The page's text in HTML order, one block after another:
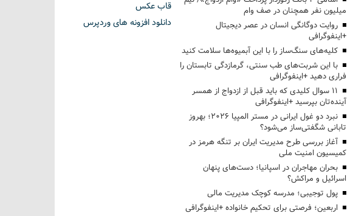
میلیون نفر همچنان در صف وام
روایت دوگانگی انسان در عصر دیجیتال
+اینفوگرافی
کلیه‌های سنگ‌ساز را با این آبمیوه‌ها سلامت کنید
با این شربت‌های طب سنتی، گرمازدگی تابستان را
فراری دهید +اینفوگرافی
۱۱ سوال کلیدی که باید قبل از ازدواج از همسر
آینده‌تان بپرسید +اینفوگرافی
نبرد دو غول ایرانی در مستر المپیا ۲۰۲۶؛ بهروز
تابانی شگفتی‌ساز می‌شود؟
آغاز بررسی طرح مدیریت ایران بر تنگه هرمز در
کمیسیون امنیت ملی
بحران مهاجران در اسپانیا؛ دست‌های پنهان
اسرائیل و مراکش؟
پول توجیبی؛ مدرسه کوچک مدیریت مالی
اربعین؛ فرصتی برای تحکیم خانواده +اینفوگرافی
قاب عکس
دانلود افزونه های وردپرس